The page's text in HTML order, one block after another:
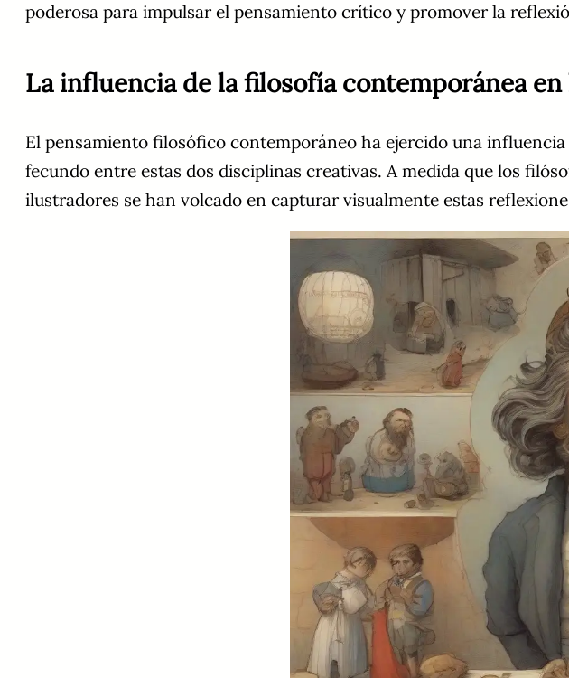
poderosa para impulsar el pensamiento crítico y promover la
La influencia de la filosofía contemporánea
El pensamiento filosófico contemporáneo ha ejercido una
fecundo entre estas dos disciplinas creativas. A medida que los
ilustradores se han volcado en capturar visualmente estas